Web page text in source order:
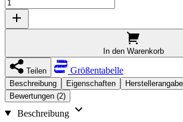
In den Warenkorb
Teilen Größentabelle
Beschreibung Eigenschaften
Bewertungen (2)
Beschreibung